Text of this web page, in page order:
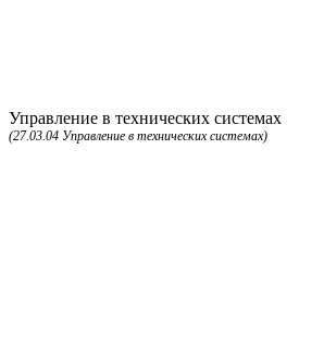
Управление в технических системах
(27.03.04 Управление в технических системах)